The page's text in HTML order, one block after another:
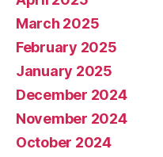
March 2025
February 2025
January 2025
December 2024
November 2024
October 2024